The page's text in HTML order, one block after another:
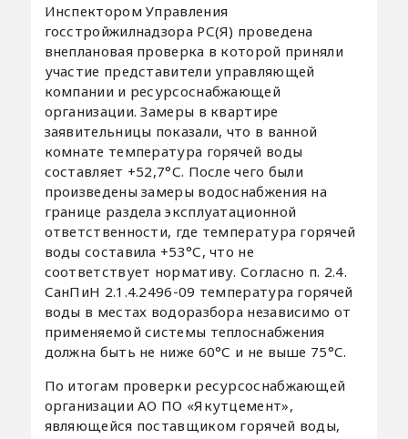
Инспектором Управления
госстройжилнадзора РС(Я) проведена
внеплановая проверка в которой приняли
участие представители управляющей
компании и ресурсоснабжающей
организации. Замеры в квартире
заявительницы показали, что в ванной
комнате температура горячей воды
составляет +52,7°С. После чего были
произведены замеры водоснабжения на
границе раздела эксплуатационной
ответственности, где температура горячей
воды составила +53°С, что не
соответствует нормативу. Согласно п. 2.4.
СанПиН 2.1.4.2496-09 температура горячей
воды в местах водоразбора независимо от
применяемой системы теплоснабжения
должна быть не ниже 60°С и не выше 75°С.
По итогам проверки ресурсоснабжающей
организации АО ПО «Якутцемент»,
являющейся поставщиком горячей воды,